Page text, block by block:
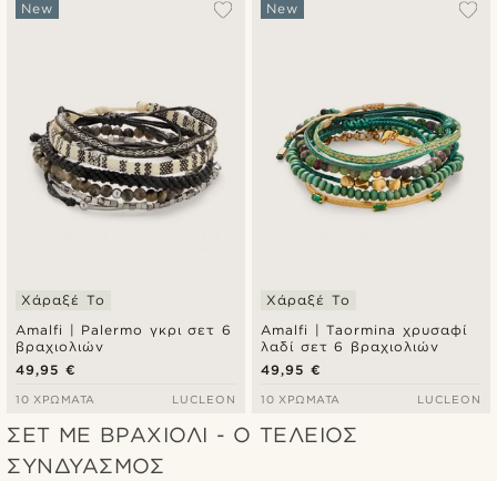
Amalfi | Palermo γκρι σετ 6
βραχιολιών
New
Χάραξέ Το
49,95 €
10 ΧΡΏΜΑΤΑ LUCLEON
Amalfi | Taormina χρυσαφί
λαδί σετ 6 βραχιολιών
New
Χάραξέ Το
49,95 €
10 ΧΡΏΜΑΤΑ LUCLEON
ΣΕΤ ΜΕ ΒΡΑΧΙΟΛΙ - Ο ΤΕΛΕΙΟΣ
ΣΥΝΔΥΑΣΜΟΣ